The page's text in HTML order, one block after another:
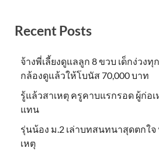
Recent Posts
จ้างพี่เลี้ยงดูแลลูก 8 ขวบ เด็กง่วง
กล้องดูแล้วให้โบนัส 70,000 บาท
รู้แล้วสาเหตุ ครูคาบแรกรอด ผู้ก่อ
แทน
รุ่นน้อง ม.2 เล่าบทสนทนาสุดตกใ
เหตุ